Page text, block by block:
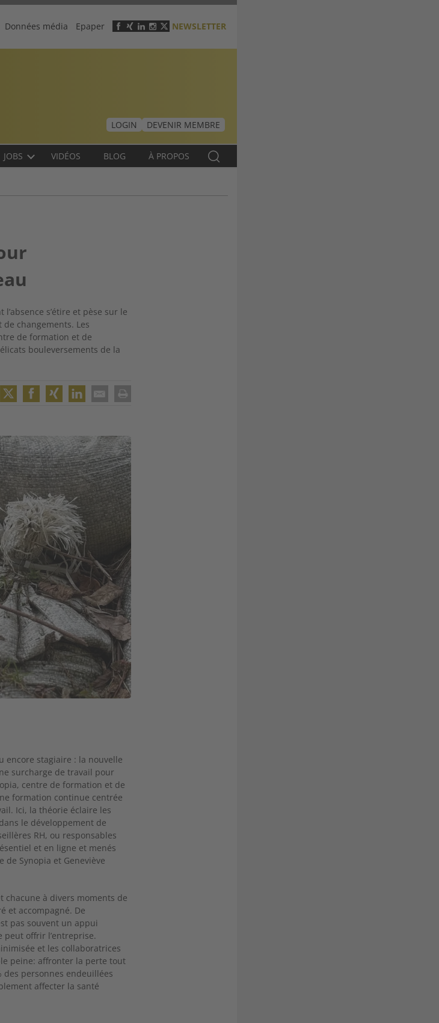
Header
menu
Données média Epaper NEWSLETTER
LOGIN
DEVENIR MEMBRE
JOBS VIDÉOS BLOG À PROPOS
s’étire et pèse sur le
changements. Les
de formation et de
bouleversements de la
encore stagiaire : la nouvelle
surcharge de travail pour
centre de formation et de
formation continue centrée
Ici, la théorie éclaire les
le développement de
RH, ou responsables
et en ligne et menés
Synopia et Geneviève
chacune à divers moments de
et accompagné. De
pas souvent un appui
peut offrir l’entreprise.
et les collaboratrices
peine: affronter la perte tout
des personnes endeuillées
affecter la santé